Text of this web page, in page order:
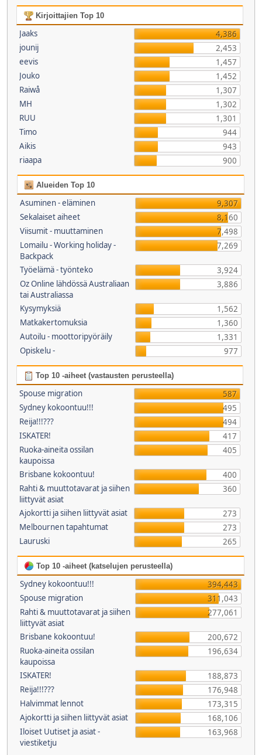
Kirjoittajien Top 10
Jaaks
4,386
jounij
2,453
eevis
1,457
Jouko
1,452
Raiwå
1,307
MH
1,302
RUU
1,301
Timo
944
Aikis
943
riaapa
900
Alueiden Top 10
Asuminen - eläminen
9,307
Sekalaiset aiheet
8,160
Viisumit - muuttaminen
7,498
Lomailu - Working holiday -
Backpack
7,269
Työelämä - työnteko
3,924
Oz Online lähdössä Australiaan
tai Australiassa
3,886
Kysymyksiä
1,562
Matkakertomuksia
1,360
Autoilu - moottoripyöräily
1,331
Opiskelu -
977
Top 10 -aiheet (vastausten perusteella)
Spouse migration
587
Sydney kokoontuu!!!
495
Reija!!!???
494
ISKATER!
417
Ruoka-aineita ossilan
kaupoissa
405
Brisbane kokoontuu!
400
Rahti & muuttotavarat ja siihen
liittyvät asiat
360
Ajokortti ja siihen liittyvät asiat
273
Melbournen tapahtumat
273
Lauruski
265
Top 10 -aiheet (katselujen perusteella)
Sydney kokoontuu!!!
394,443
Spouse migration
311,043
Rahti & muuttotavarat ja siihen
liittyvät asiat
277,061
Brisbane kokoontuu!
200,672
Ruoka-aineita ossilan
kaupoissa
196,634
ISKATER!
188,873
Reija!!!???
176,948
Halvimmat lennot
173,315
Ajokortti ja siihen liittyvät asiat
168,106
Iloiset Uutiset ja asiat -
viestiketju
163,968